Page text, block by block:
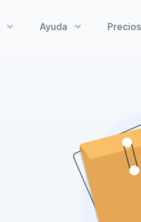
Ayuda Precios